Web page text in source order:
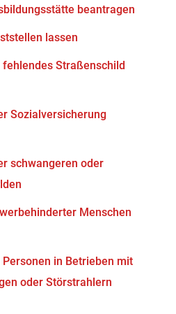
beantragen
lassen
Straßenschild
Sozialversicherung
schwangeren oder
Menschen
in Betrieben mit
oder Störstrahlern